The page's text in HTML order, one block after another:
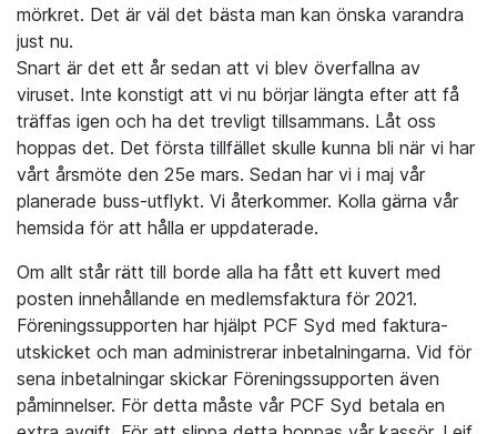
mörkret. Det är väl det bästa man kan önska varandra
just nu.
Snart är det ett år sedan att vi blev överfallna av
viruset. Inte konstigt att vi nu börjar längta efter att få
träffas igen och ha det trevligt tillsammans. Låt oss
hoppas det. Det första tillfället skulle kunna bli när vi har
vårt årsmöte den 25e mars. Sedan har vi i maj vår
planerade buss-utflykt. Vi återkommer. Kolla gärna vår
hemsida för att hålla er uppdaterade.
Om allt står rätt till borde alla ha fått ett kuvert med
posten innehållande en medlemsfaktura för 2021.
Föreningssupporten har hjälpt PCF Syd med faktura-
utskicket och man administrerar inbetalningarna. Vid för
sena inbetalningar skickar Föreningssupporten även
påminnelser. För detta måste vår PCF Syd betala en